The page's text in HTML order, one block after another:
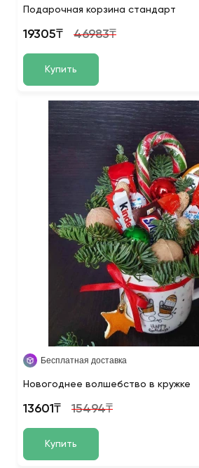
Подарочная корзина стандарт
19305₸ 46983₸
Купить
Бесплатная доставка
Новогоднее волшебство в кружке
13601₸ 15494₸
Купить